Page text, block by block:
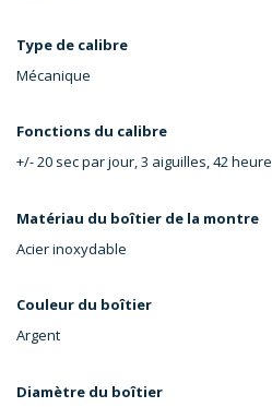
Type de calibre
Mécanique
Fonctions du calibre
+/- 20 sec par jour, 3 aiguilles, 42
Matériau du boîtier de la montre
Acier inoxydable
Couleur du boîtier
Argent
Diamètre du boîtier